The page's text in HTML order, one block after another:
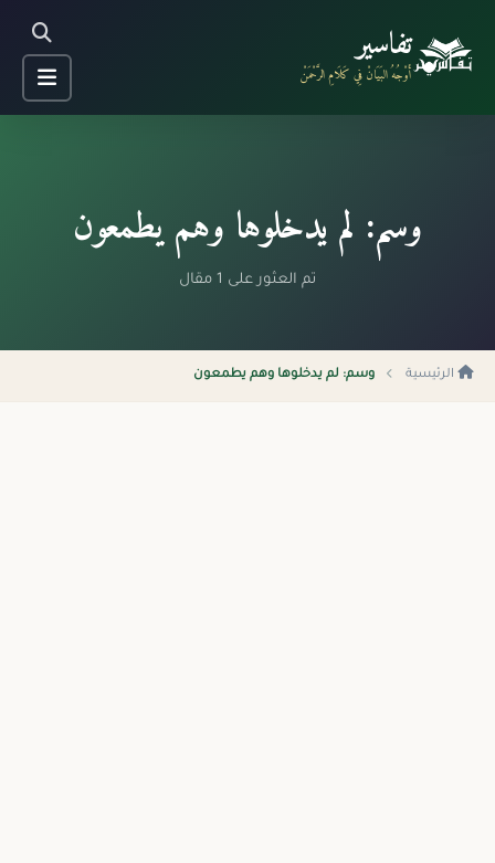
تفاسير
أَوْجُهُ البَيَانْ فِي كَلَامِ الرَّحْمَنْ
وسم: لم يدخلوها وهم يطمعون
تم العثور على 1 مقال
الرئيسية وسم: لم يدخلوها وهم يطمعون